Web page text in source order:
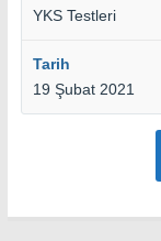
YKS Testleri
Tarih
19 Şubat 2021